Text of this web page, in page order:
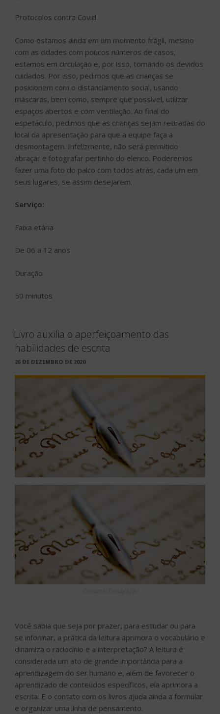
Protocolos contra Covid
Como estamos ainda em um momento frágil, mesmo
com as cidades com poucos números de casos,
estamos em circulação e, por isso, tomando os devidos
cuidados. Por isso, pedimos que as crianças se
posicionem com o distanciamento social, usando
máscaras, bem como, sempre que possível, utilizar
espaços abertos e com ventilação. Ao final do
espetáculo, pedimos que as crianças sejam retiradas do
local da apresentação para que a equipe faça a
desmontagem. Infelizmente, não será permitido
abraçar e fotografar pertinho do elenco. Poderemos
fazer uma foto do palco com todos atrás, cada um em
seus lugares, se assim desejarem.
Serviço:
Faixa etária
De 06 a 12 anos
Duração
50 minutos
Livro auxilia o aperfeiçoamento das
habilidades de escrita
PUBLICADO
26 DE DEZEMBRO DE 2020
Você sabia que seja por prazer, para estudar ou para
se informar, a prática da leitura aprimora o vocabulário e
dinamiza o raciocínio e a interpretação? A leitura é
considerada um ato de grande importância para a
aprendizagem do ser humano e, além de favorecer o
aprendizado de conteúdos específicos, ela aprimora a
escrita. E o contato com os livros ajuda ainda a formular
e organizar uma linha de pensamento.